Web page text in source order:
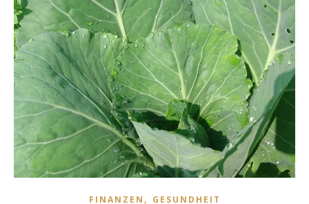
FINANZEN , GESUNDHEIT